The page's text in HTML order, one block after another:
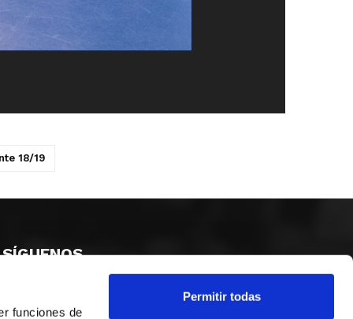
funciones de
Permitir todas
18/19
SÍGUENOS